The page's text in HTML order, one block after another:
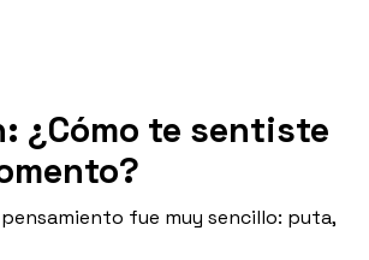
¿Cómo te sentiste
fue muy sencillo: puta,